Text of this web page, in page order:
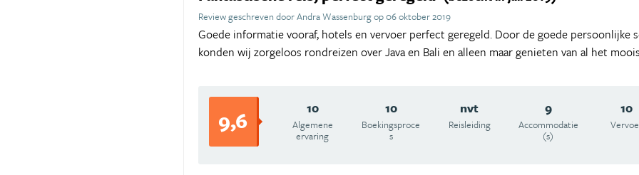
Review geschreven door Andra Wassenburg op 06 oktober 2019
Goede informatie vooraf, hotels en vervoer perfect geregeld. Door de goede persoonlijke
konden wij zorgeloos rondreizen over Java en Bali en alleen maar genieten van al het moois
9,6 10
Algemene
ervaring
10
Boekingsproce
s
nvt
Reisleiding
9
Accommodatie
(s)
10